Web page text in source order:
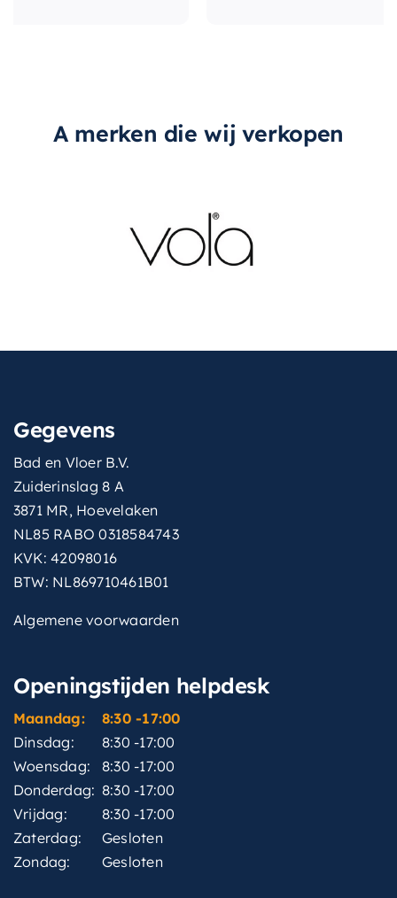
A merken die wij verkopen
Gegevens
Bad en Vloer B.V.
Zuiderinslag 8 A
3871 MR, Hoevelaken
NL85 RABO 0318584743
KVK: 42098016
BTW: NL869710461B01
Algemene voorwaarden
Openingstijden helpdesk
Maandag:
8:30 -17:00
Dinsdag:
8:30 -17:00
Woensdag:
8:30 -17:00
Donderdag: 8:30 -17:00
Vrijdag:
8:30 -17:00
Zaterdag:
Gesloten
Zondag:
Gesloten